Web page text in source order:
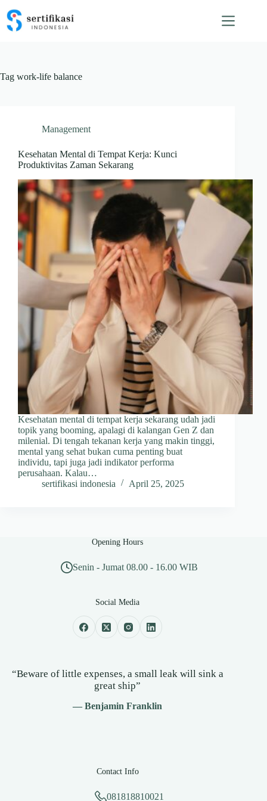
content
Tag work-life balance
Management
Kesehatan Mental di Tempat Kerja: Kunci
Produktivitas Zaman Sekarang
Kesehatan mental di tempat kerja sekarang udah jadi
topik yang booming, apalagi di kalangan Gen Z dan
milenial. Di tengah tekanan kerja yang makin tinggi,
mental yang sehat bukan cuma penting buat
individu, tapi juga jadi indikator performa
perusahaan. Kalau…
sertifikasi indonesia
April 25, 2025
Opening Hours
Senin - Jumat 08.00 - 16.00 WIB
Social Media
“Beware of little expenses, a small leak will sink a
great ship”
— Benjamin Franklin
Contact Info
081818810021